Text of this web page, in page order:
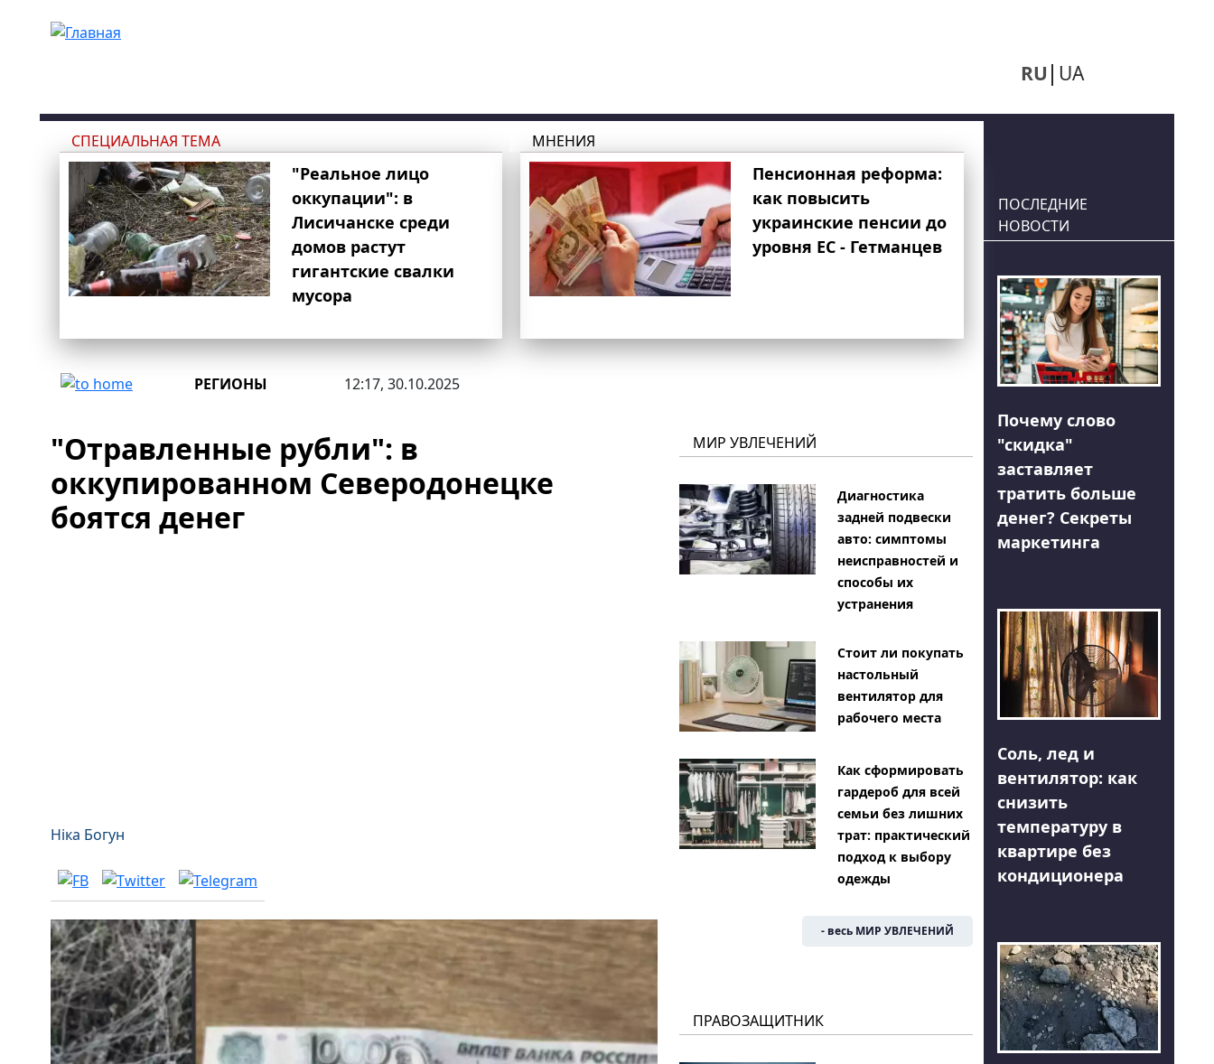
RU UA
СПЕЦИАЛЬНАЯ ТЕМА
"Реальное лицо
оккупации": в
Лисичанске среди
домов растут
гигантские свалки
мусора
МНЕНИЯ
Пенсионная реформа:
как повысить
украинские пенсии до
уровня ЕС - Гетманцев
РЕГИОНЫ 12:17, 30.10.2025
"Отравленные рубли": в
оккупированном Северодонецке
боятся денег
Ніка Богун
МИР УВЛЕЧЕНИЙ
Диагностика
задней подвески
авто: симптомы
неисправностей и
способы их
устранения
Стоит ли покупать
настольный
вентилятор для
рабочего места
Как сформировать
гардероб для всей
семьи без лишних
трат: практический
подход к выбору
одежды
- весь МИР УВЛЕЧЕНИЙ
ПРАВОЗАЩИТНИК
ПОСЛЕДНИЕ
НОВОСТИ
Почему слово
"скидка"
заставляет
тратить больше
денег? Секреты
маркетинга
Соль, лед и
вентилятор: как
снизить
температуру в
квартире без
кондиционера